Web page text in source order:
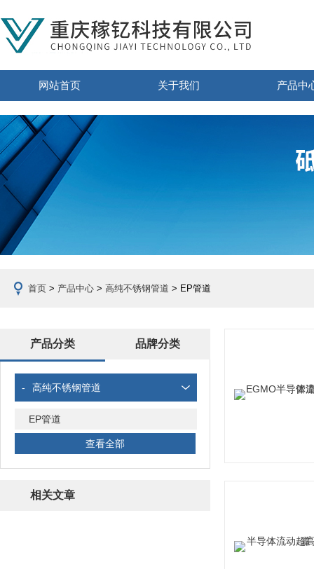
网站首页 关于我们 产品中
首页 > 产品中心 > 高纯不锈钢管道 > EP管道
产品分类 品牌分类
- 高纯不锈钢管道
EP管道
查看全部
相关文章